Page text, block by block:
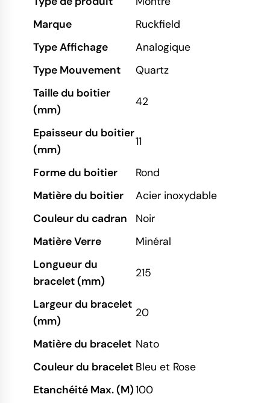
Marque
Ruckfield
Type Affichage
Analogique
Type Mouvement
Quartz
Taille du boitier
(mm)
42
Epaisseur du boitier
(mm)
11
Forme du boitier
Rond
Matière du boitier
Acier inoxydable
Couleur du cadran
Noir
Matière Verre
Minéral
Longueur du
bracelet (mm)
215
Largeur du bracelet
(mm)
20
Matière du bracelet Nato
Couleur du bracelet Bleu et Rose
Etanchéité Max. (M)100